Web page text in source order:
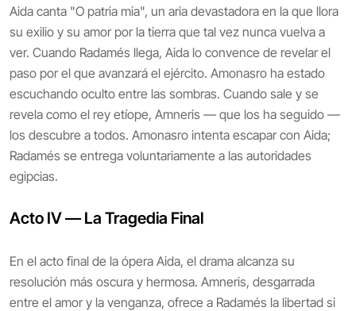
Aida canta "O patria mia", un aria devastadora en la que llora
su exilio y su amor por la tierra que tal vez nunca vuelva a
ver. Cuando Radamés llega, Aida lo convence de revelar el
paso por el que avanzará el ejército. Amonasro ha estado
escuchando oculto entre las sombras. Cuando sale y se
revela como el rey etíope, Amneris — que los ha seguido —
los descubre a todos. Amonasro intenta escapar con Aida;
Radamés se entrega voluntariamente a las autoridades
egipcias.
Acto IV — La Tragedia Final
En el acto final de la ópera Aida, el drama alcanza su
resolución más oscura y hermosa. Amneris, desgarrada
entre el amor y la venganza, ofrece a Radamés la libertad si